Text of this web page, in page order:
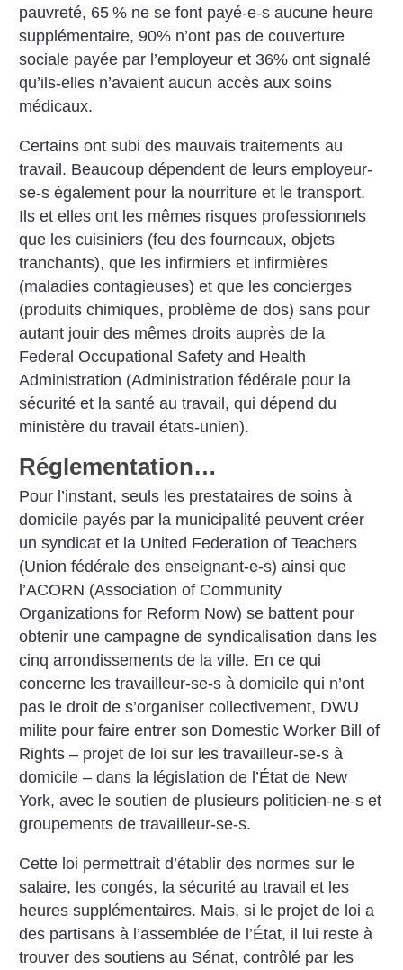
pauvreté, 65 % ne se font payé-e-s aucune heure
supplémentaire, 90% n’ont pas de couverture
sociale payée par l’employeur et 36% ont signalé
qu’ils-elles n’avaient aucun accès aux soins
médicaux.
Certains ont subi des mauvais traitements au
travail. Beaucoup dépendent de leurs employeur-
se-s également pour la nourriture et le transport.
Ils et elles ont les mêmes risques professionnels
que les cuisiniers (feu des fourneaux, objets
tranchants), que les infirmiers et infirmières
(maladies contagieuses) et que les concierges
(produits chimiques, problème de dos) sans pour
autant jouir des mêmes droits auprès de la
Federal Occupational Safety and Health
Administration (Administration fédérale pour la
sécurité et la santé au travail, qui dépend du
ministère du travail états-unien).
Réglementation…
Pour l’instant, seuls les prestataires de soins à
domicile payés par la municipalité peuvent créer
un syndicat et la United Federation of Teachers
(Union fédérale des enseignant-e-s) ainsi que
l’ACORN (Association of Community
Organizations for Reform Now) se battent pour
obtenir une campagne de syndicalisation dans les
cinq arrondissements de la ville. En ce qui
concerne les travailleur-se-s à domicile qui n’ont
pas le droit de s’organiser collectivement, DWU
milite pour faire entrer son Domestic Worker Bill of
Rights – projet de loi sur les travailleur-se-s à
domicile – dans la législation de l’État de New
York, avec le soutien de plusieurs politicien-ne-s et
groupements de travailleur-se-s.
Cette loi permettrait d’établir des normes sur le
salaire, les congés, la sécurité au travail et les
heures supplémentaires. Mais, si le projet de loi a
des partisans à l’assemblée de l’État, il lui reste à
trouver des soutiens au Sénat, contrôlé par les